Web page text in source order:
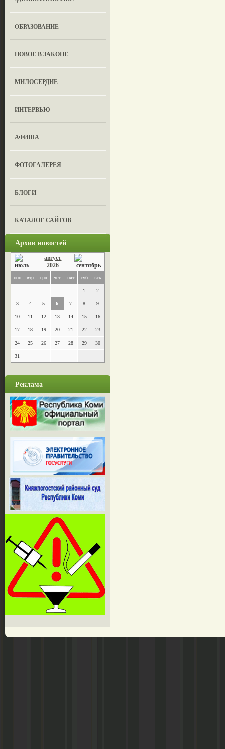
OБРАЗОВАНИЕ
НОВОЕ В ЗАКОНЕ
МИЛОСЕРДИЕ
ИНТЕРВЬЮ
АФИША
ФОТОГАЛЕРЕЯ
БЛОГИ
КАТАЛОГ САЙТОВ
Архив новостей
август
2026
пон втр срд чет пят суб вск
1 2
3 4 5 6 7 8 9
10 11 12 13 14 15 16
17 18 19 20 21 22 23
24 25 26 27 28 29 30
31
Реклама